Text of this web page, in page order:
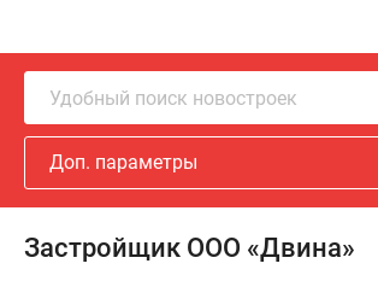
Удобный поиск новостроек
Доп. параметры
Застройщик ООО «Двина»